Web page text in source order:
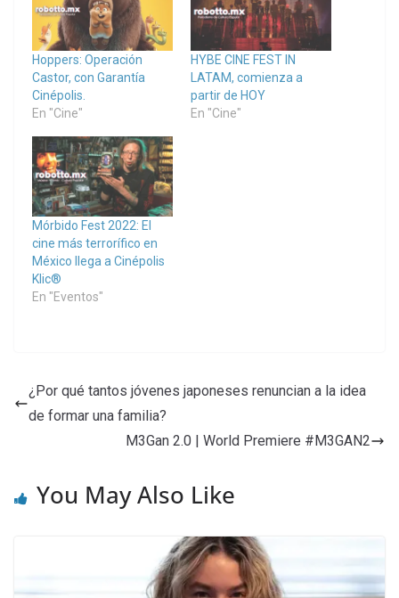
Hoppers: Operación
Castor, con Garantía
Cinépolis.
En "Cine"
HYBE CINE FEST IN
LATAM, comienza a
partir de HOY
En "Cine"
Mórbido Fest 2022: El
cine más terrorífico en
México llega a Cinépolis
Klic®
En "Eventos"
¿Por qué tantos jóvenes japoneses renuncian a la idea
de formar una familia?
M3Gan 2.0 | World Premiere #M3GAN2
You May Also Like